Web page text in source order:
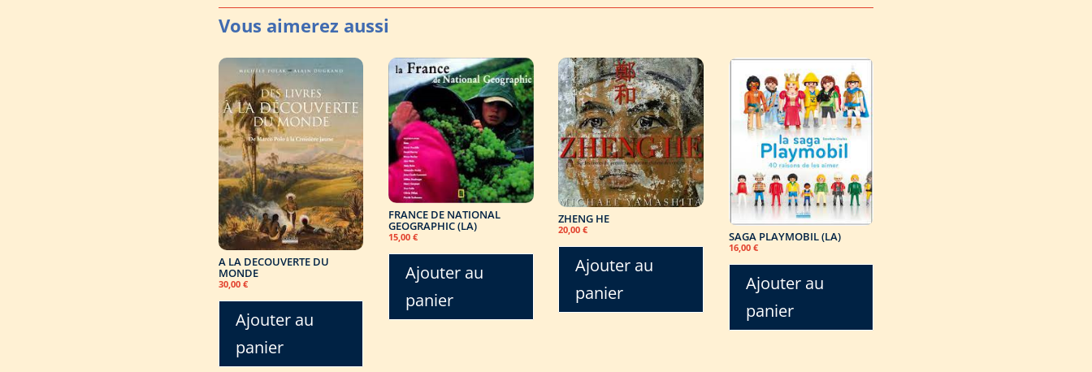
A LA DECOUVERTE DU
MONDE
30,00 €
Ajouter au
panier
FRANCE DE NATIONAL
GEOGRAPHIC (LA)
15,00€
Ajouter au
panier
ZHENG HE
20,00€
Ajouter au
panier
SAGA PLAYMOBIL (LA)
16,00 €
Ajouter au
panier